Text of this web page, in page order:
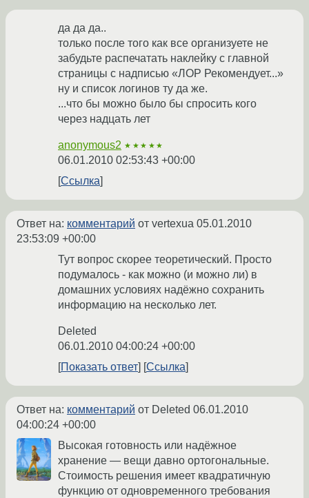
да да да..
только после того как все организуете не
забудьте распечатать наклейку с главной
страницы с надписью «ЛОР Рекомендует...»
ну и список логинов ту да же.
...что бы можно было бы спросить кого
через надцать лет
anonymous2 ★★★★★
06.01.2010 02:53:43 +00:00
Ссылка
Ответ на: комментарий от vertexua 05.01.2010
23:53:09 +00:00
Тут вопрос скорее теоретический. Просто
подумалось - как можно (и можно ли) в
домашних условиях надёжно сохранить
информацию на несколько лет.
Deleted
06.01.2010 04:00:24 +00:00
Показать ответ
Ссылка
Ответ на: комментарий от Deleted 06.01.2010
04:00:24 +00:00
Высокая готовность или надёжное
хранение — вещи давно ортогональные.
Стоимость решения имеет квадратичную
функцию от одновременного требования